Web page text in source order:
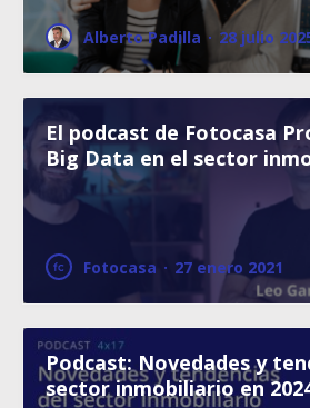
Alberto Padilla · 28 julio
El podcast de Fotocasa
Big Data en el sector
Fotocasa · 27 enero 2021
Podcast: Novedades y
sector inmobiliario en